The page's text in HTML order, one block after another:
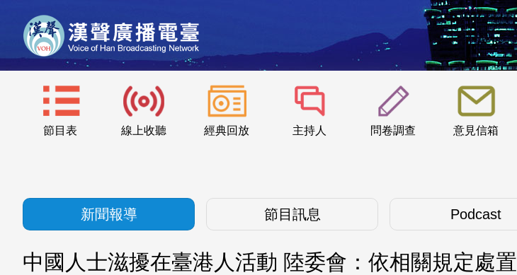
節目表 線上收聽 經典回放 主持人 問卷調查 意見信箱
:::
新聞報導 節目訊息 Podcast
中國人士滋擾在臺港人活動 陸委會：依相關規定處置